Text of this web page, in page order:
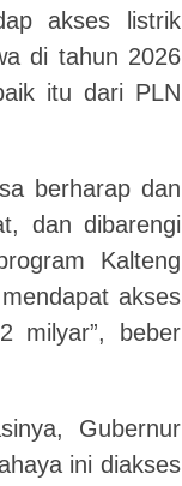
akses listrik
di tahun 2026
itu dari PLN
berharap dan
dan dibarengi
Kalteng
akses
milyar”, beber
Gubernur
ini diakses